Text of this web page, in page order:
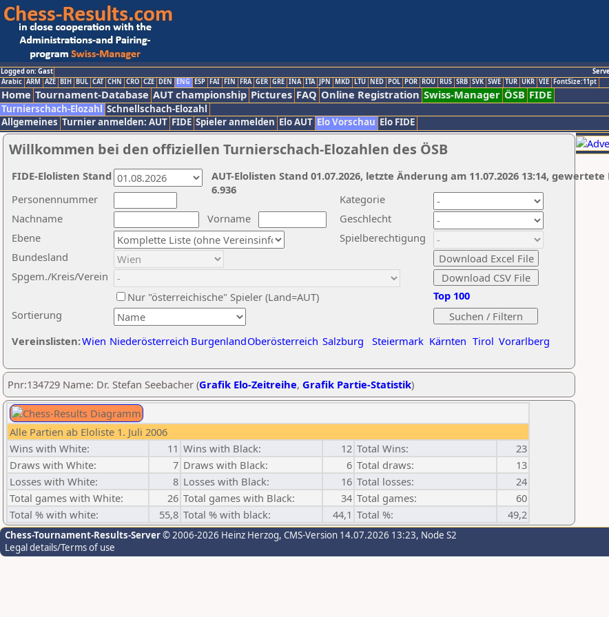
Logged on: Gast
Arabic ARM AZE BIH BUL CAT CHN CRO CZE DEN ENG ESP FAI FIN FRA GER GRE INA ITA JPN MKD LTU NED POL POR ROU RUS SRB SVK SWE TUR UKR VIE FontSize:11pt
Home Tournament-Database AUT championship Pictures FAQ Online Registration Swiss-Manager ÖSB FIDE
Turnierschach-Elozahl Schnellschach-Elozahl
Allgemeines Turnier anmelden: AUT FIDE Spieler anmelden Elo AUT Elo Vorschau Elo FIDE
Willkommen bei den offiziellen Turnierschach-Elozahlen des ÖSB
Nachname
Vorname
Ebene
Kategorie
Sortierung
Personennummer
Bundesland
Spgem./Kreis/Verein
Geschlecht
Nur "österreichische" Spieler (Land=AUT)
Spielberechtigung
Vereinslisten:Wien Niederösterreich BurgenlandOberösterreich Salzburg Steiermark Kärnten Tirol Vorarlberg
Top 100
AUT-Elolisten Stand 01.07.2026, letzte Änderung am 11.07.2026 13:14,
6.936
FIDE-Elolisten Stand
Pnr:134729 Name: Dr. Stefan Seebacher (Grafik Elo-Zeitreihe, Grafik Partie-Statistik)
Alle Partien ab Eloliste 1. Juli 2006
Wins with White:
11 Wins with Black: 12 Total Wins:
23
Draws with White:
7 Draws with Black: 6 Total draws:
13
Losses with White:
8 Losses with Black: 16 Total losses:
24
Total games with White:
26 Total games with Black: 34 Total games:
60
Total % with white:
55,8 Total % with black: 44,1 Total %: 49,2
Chess-Tournament-Results-Server© 2006-2026 Heinz Herzog, CMS-Version 14.07.2026 13:23, Node S2
Legal details/Terms of use